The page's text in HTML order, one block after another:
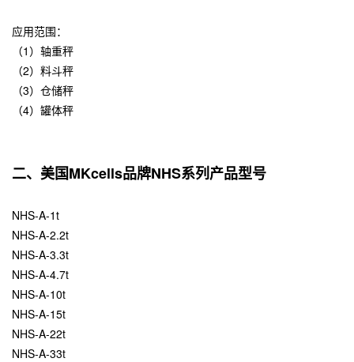
应用范围：
（1）轴重秤
（2）料斗秤
（3）仓储秤
（4）罐体秤
二、美国MKcells品牌NHS系列产品型号
NHS-A-1t
NHS-A-2.2t
NHS-A-3.3t
NHS-A-4.7t
NHS-A-10t
NHS-A-15t
NHS-A-22t
NHS-A-33t